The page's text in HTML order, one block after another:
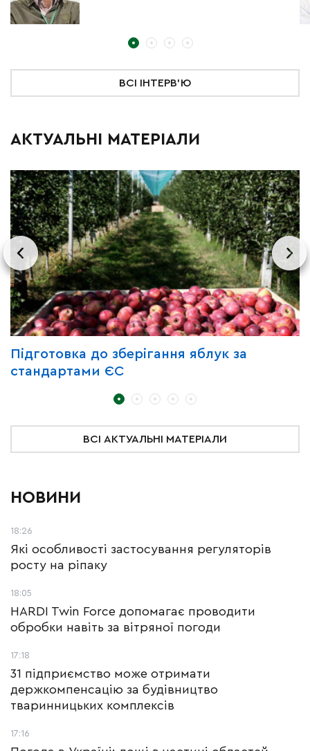
ВСІ ІНТЕРВ'Ю
АКТУАЛЬНІ МАТЕРІАЛИ
Підготовка до зберігання яблук за
стандартами ЄС
ВСІ АКТУАЛЬНІ МАТЕРІАЛИ
НОВИНИ
18:26
Які особливості застосування регуляторів
росту на ріпаку
18:05
HARDI Twin Force допомагає проводити
обробки навіть за вітряної погоди
17:18
31 підприємство може отримати
держкомпенсацію за будівництво
тваринницьких комплексів
17:16